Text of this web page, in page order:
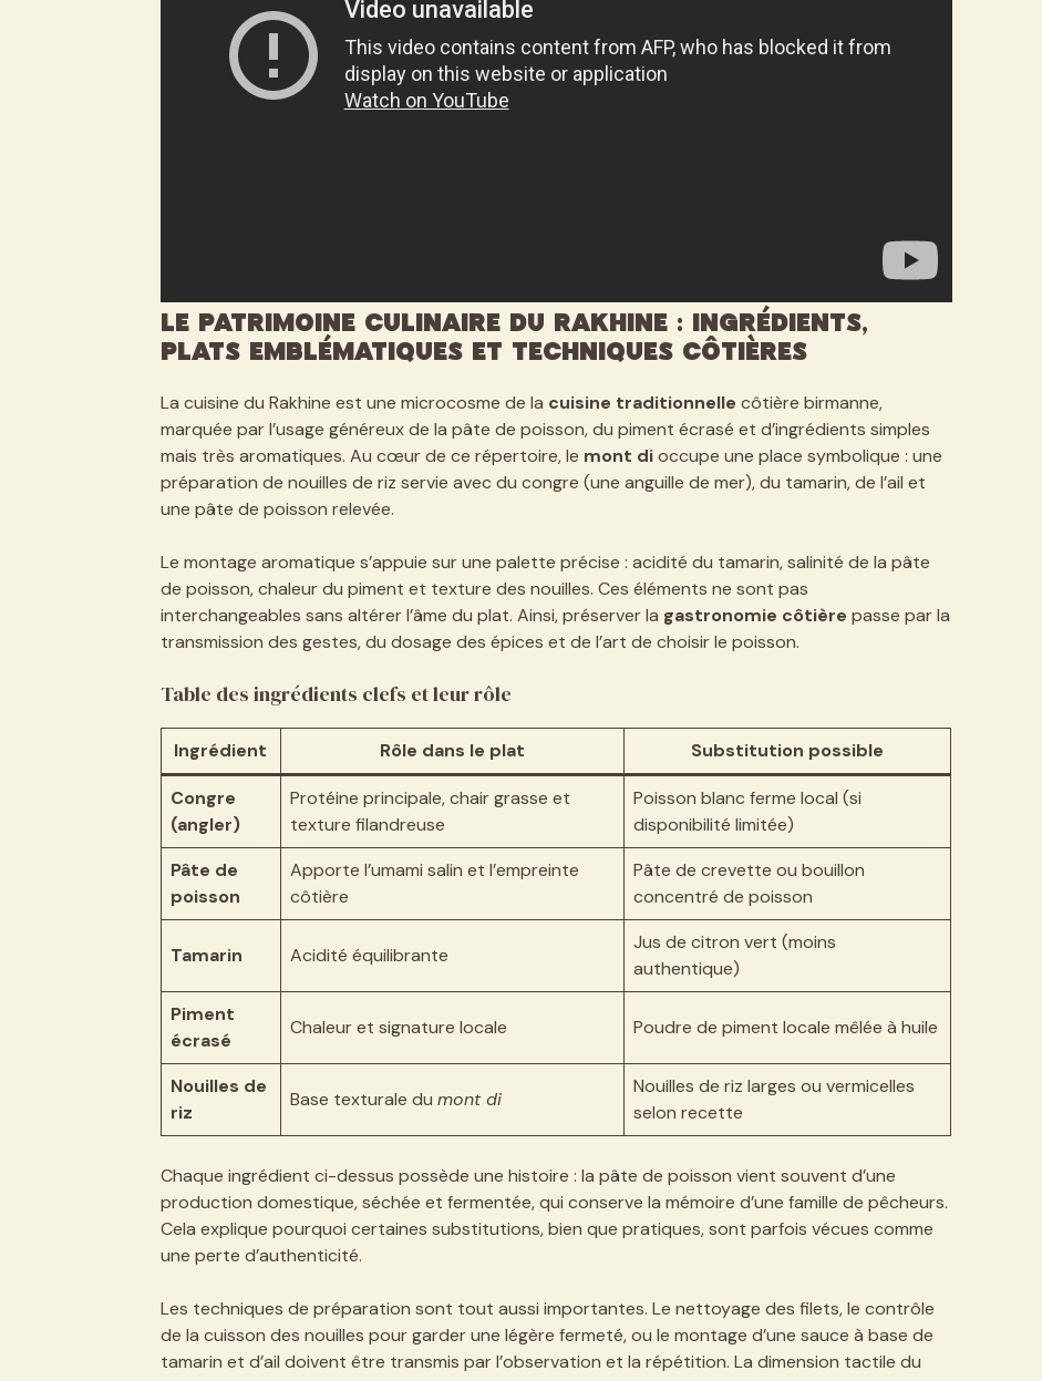
Le patrimoine culinaire du Rakhine : ingrédients,
plats emblématiques et techniques côtières
La cuisine du Rakhine est une microcosme de la cuisine traditionnelle côtière birmanne,
marquée par l’usage généreux de la pâte de poisson, du piment écrasé et d’ingrédients simples
mais très aromatiques. Au cœur de ce répertoire, le mont dioccupe une place symbolique : une
préparation de nouilles de riz servie avec du congre (une anguille de mer), du tamarin, de l’ail et
une pâte de poisson relevée.
Le montage aromatique s’appuie sur une palette précise : acidité du tamarin, salinité de la pâte
de poisson, chaleur du piment et texture des nouilles. Ces éléments ne sont pas
interchangeables sans altérer l’âme du plat. Ainsi, préserver la gastronomie côtière passe par la
transmission des gestes, du dosage des épices et de l’art de choisir le poisson.
Table des ingrédients clefs et leur rôle
Ingrédient Rôle dans le plat Substitution possible
Congre
(angler)
Protéine principale, chair grasse et
texture filandreuse
Poisson blanc ferme local (si
disponibilité limitée)
Pâte de
poisson
Apporte l’umami salin et l’empreinte
côtière
Pâte de crevette ou bouillon
concentré de poisson
Tamarin Acidité équilibrante
Jus de citron vert (moins
authentique)
Piment
écrasé
Chaleur et signature locale Poudre de piment locale mêlée à huile
Nouilles de
riz
Base texturale du mont di
Nouilles de riz larges ou vermicelles
selon recette
Chaque ingrédient ci-dessus possède une histoire : la pâte de poisson vient souvent d’une
production domestique, séchée et fermentée, qui conserve la mémoire d’une famille de pêcheurs.
Cela explique pourquoi certaines substitutions, bien que pratiques, sont parfois vécues comme
une perte d’authenticité.
Les techniques de préparation sont tout aussi importantes. Le nettoyage des filets, le contrôle
de la cuisson des nouilles pour garder une légère fermeté, ou le montage d’une sauce à base de
tamarin et d’ail doivent être transmis par l’observation et la répétition. La dimension tactile du